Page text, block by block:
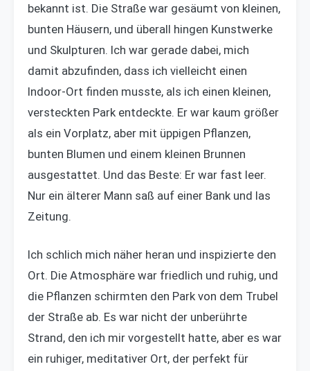
bekannt ist. Die Straße war gesäumt von kleinen,
bunten Häusern, und überall hingen Kunstwerke
und Skulpturen. Ich war gerade dabei, mich
damit abzufinden, dass ich vielleicht einen
Indoor-Ort finden musste, als ich einen kleinen,
versteckten Park entdeckte. Er war kaum größer
als ein Vorplatz, aber mit üppigen Pflanzen,
bunten Blumen und einem kleinen Brunnen
ausgestattet. Und das Beste: Er war fast leer.
Nur ein älterer Mann saß auf einer Bank und las
Zeitung.
Ich schlich mich näher heran und inspizierte den
Ort. Die Atmosphäre war friedlich und ruhig, und
die Pflanzen schirmten den Park von dem Trubel
der Straße ab. Es war nicht der unberührte
Strand, den ich mir vorgestellt hatte, aber es war
ein ruhiger, meditativer Ort, der perfekt für